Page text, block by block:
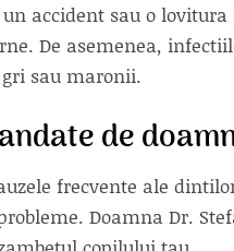
accident sau o
De asemenea,
sau maronii.
de
frecvente ale
Doamna Dr.